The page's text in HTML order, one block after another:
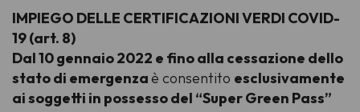
IMPIEGO DELLE CERTIFICAZIONI VERDI COVID-
19 (art. 8)
Dal 10 gennaio 2022 e fino alla cessazione dello
stato di emergenzaè consentito esclusivamente
ai soggetti in possesso del “Super Green Pass”